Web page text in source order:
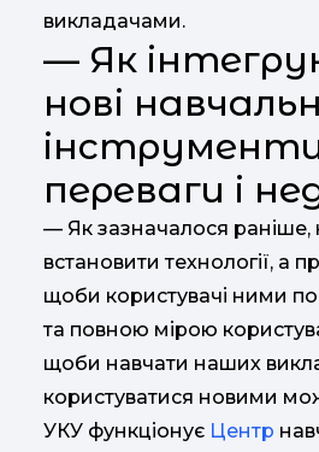
викладачами.
— Як
нові
інструменти,
переваги і
— Як зазначалося
встановити технології, а
щоби користувачі ними
та повною мірою
щоби навчати наших
користуватися новими
УКУ функціонує Центр